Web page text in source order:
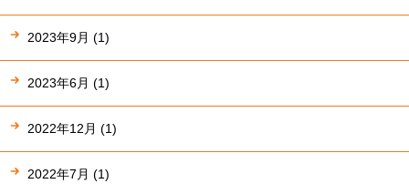
2023年9月 (1)
2023年6月 (1)
2022年12月 (1)
2022年7月 (1)